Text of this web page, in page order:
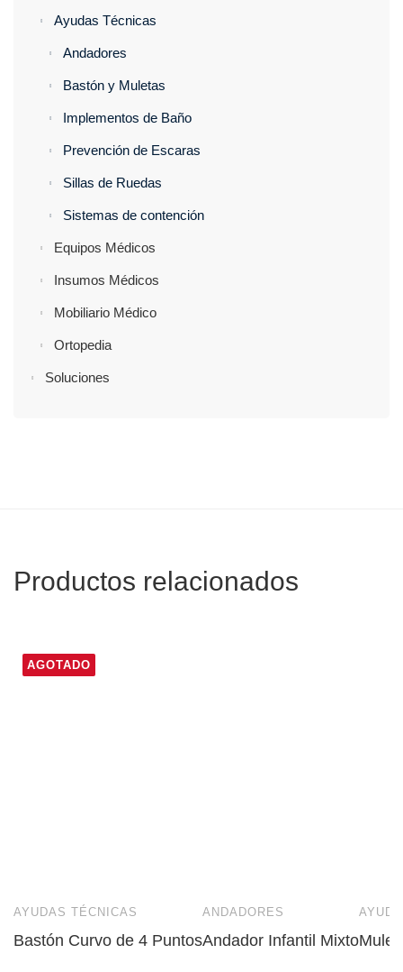
Ayudas Técnicas
Andadores
Bastón y Muletas
Implementos de Baño
Prevención de Escaras
Sillas de Ruedas
Sistemas de contención
Equipos Médicos
Insumos Médicos
Mobiliario Médico
Ortopedia
Soluciones
Productos relacionados
AGOTADO
AYUDAS TÉCNICAS
Bastón Curvo de 4 Puntos
ANDADORES
Andador Infantil Mixto